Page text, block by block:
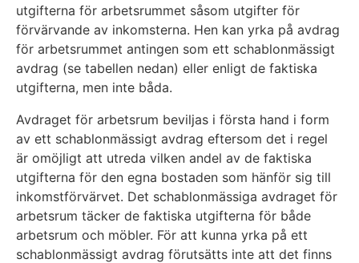
utgifterna för arbetsrummet såsom utgifter för
förvärvande av inkomsterna. Hen kan yrka på avdrag
för arbetsrummet antingen som ett schablonmässigt
avdrag (se tabellen nedan) eller enligt de faktiska
utgifterna, men inte båda.
Avdraget för arbetsrum beviljas i första hand i form
av ett schablonmässigt avdrag eftersom det i regel
är omöjligt att utreda vilken andel av de faktiska
utgifterna för den egna bostaden som hänför sig till
inkomstförvärvet. Det schablonmässiga avdraget för
arbetsrum täcker de faktiska utgifterna för både
arbetsrum och möbler. För att kunna yrka på ett
schablonmässigt avdrag förutsätts inte att det finns